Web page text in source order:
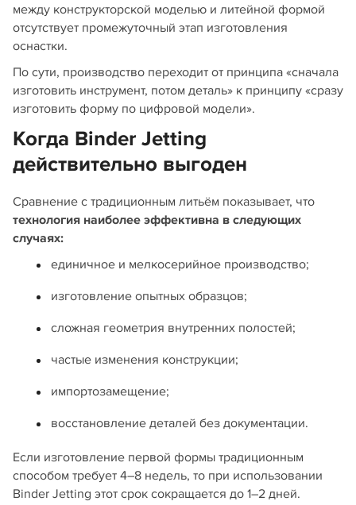
между конструкторской моделью и литейной формой
отсутствует промежуточный этап изготовления
оснастки.
По сути, производство переходит от принципа «сначала
изготовить инструмент, потом деталь» к принципу «сразу
изготовить форму по цифровой модели».
Когда Binder Jetting
действительно выгоден
Сравнение с традиционным литьём показывает, что
технология наиболее эффективна в следующих
случаях:
единичное и мелкосерийное производство;
изготовление опытных образцов;
сложная геометрия внутренних полостей;
частые изменения конструкции;
импортозамещение;
восстановление деталей без документации.
Если изготовление первой формы традиционным
способом требует 4–8 недель, то при использовании
Binder Jetting этот срок сокращается до 1–2 дней.